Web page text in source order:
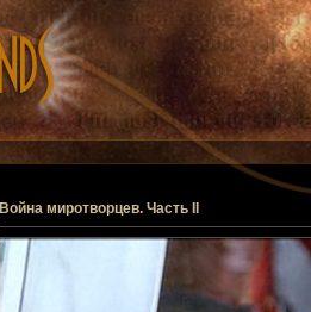
Война миротворцев. Часть II